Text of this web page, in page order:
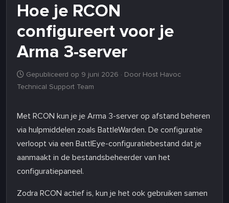
Hoe je RCON
configureert voor je
Arma 3-server
Gepubliceerd op 9 juni 2026 · Door Host Havoc
Technical Support Team
Met RCON kun je je Arma 3-server op afstand beheren
via hulpmiddelen zoals BattleWarden. De configuratie
verloopt via een BattlEye-configuratiebestand dat je
aanmaakt in de bestandsbeheerder van het
configuratiepaneel.
Zodra RCON actief is, kun je het ook gebruiken samen